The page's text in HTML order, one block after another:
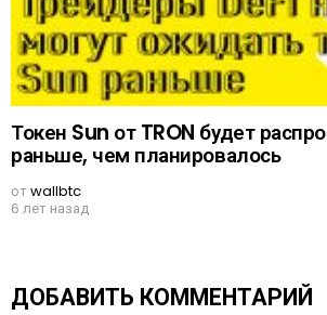
Токен Sun от TRON будет
раньше, чем планировалось
отwallbtc
6 лет назад
ДОБАВИТЬ КОММЕНТАРИЙ